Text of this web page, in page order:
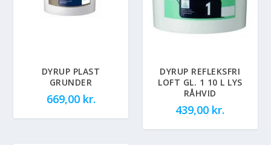
DYRUP PLAST
GRUNDER
669,00 kr.
DYRUP REFLEKSFRI
LOFT GL. 1 10 L LYS
RÅHVID
439,00 kr.